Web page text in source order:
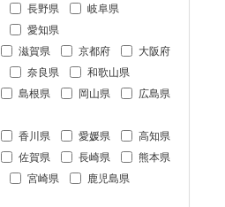
長野県
岐阜県
愛知県
滋賀県 京都府
大阪府
奈良県 和歌山県
島根県 岡山県
広島県
香川県 愛媛県 高知県
佐賀県 長崎県
熊本県
宮崎県
鹿児島県